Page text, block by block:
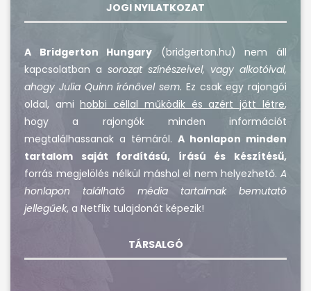
JOGI NYILATKOZAT
A Bridgerton Hungary (bridgerton.hu) nem áll
kapcsolatban a sorozat színészeivel, vagy alkotóival,
ahogy Julia Quinn írónővel sem. Ez csak egy rajongói
oldal, ami hobbi céllal működik és azért jött létre,
hogy a rajongók minden információt
megtalálhassanak a témáról. A honlapon minden
tartalom saját fordítású, írású és készítésű,
forrás megjelölés nélkül máshol el nem helyezhető. A
honlapon található média tartalmak bemutató
jellegűek, a Netflix tulajdonát képezik!
TÁRSALGÓ